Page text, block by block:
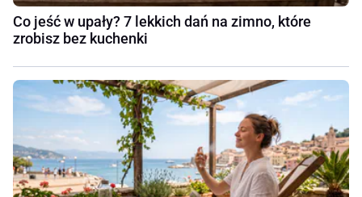
Co jeść w upały? 7 lekkich dań na zimno, które
zrobisz bez kuchenki